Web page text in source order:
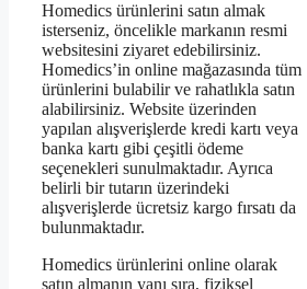
Homedics ürünlerini satın almak
isterseniz, öncelikle markanın resmi
websitesini ziyaret edebilirsiniz.
Homedics’in online mağazasında tüm
ürünlerini bulabilir ve rahatlıkla satın
alabilirsiniz. Website üzerinden
yapılan alışverişlerde kredi kartı veya
banka kartı gibi çeşitli ödeme
seçenekleri sunulmaktadır. Ayrıca
belirli bir tutarın üzerindeki
alışverişlerde ücretsiz kargo fırsatı da
bulunmaktadır.
Homedics ürünlerini online olarak
satın almanın yanı sıra, fiziksel